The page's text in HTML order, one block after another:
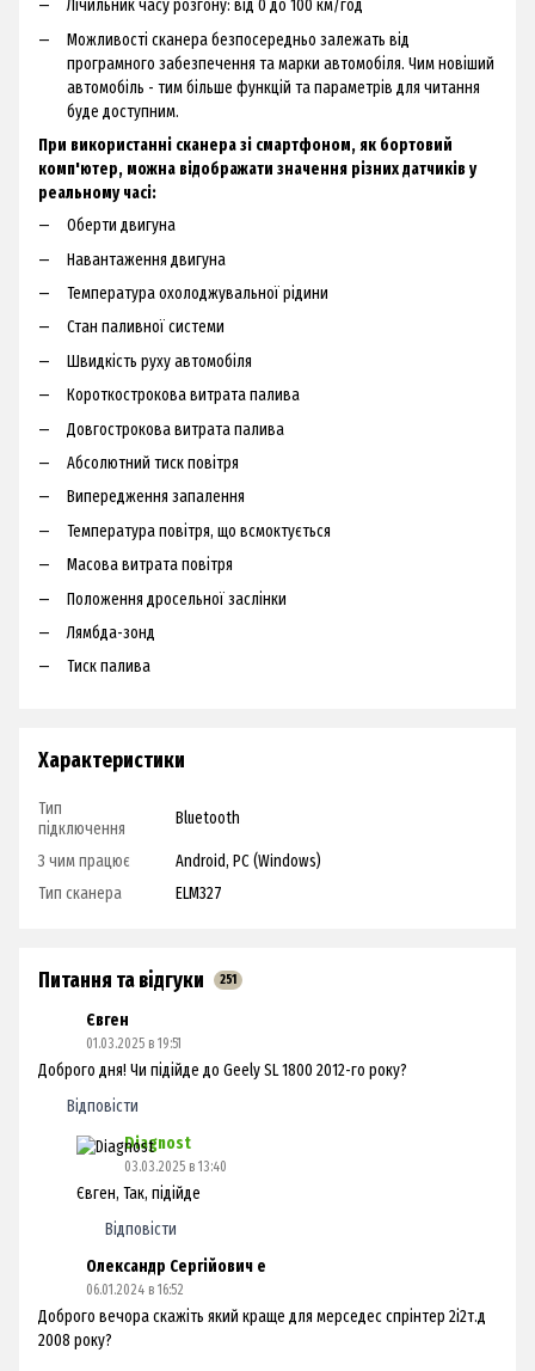
Лічильник часу розгону: від 0 до 100 км/год
Можливості сканера безпосередньо залежать від
програмного забезпечення та марки автомобіля. Чим новіший
автомобіль - тим більше функцій та параметрів для читання
буде доступним.
При використанні сканера зі смартфоном, як бортовий
комп'ютер, можна відображати значення різних датчиків у
реальному часі:
Оберти двигуна
Навантаження двигуна
Температура охолоджувальної рідини
Стан паливної системи
Швидкість руху автомобіля
Короткострокова витрата палива
Довгострокова витрата палива
Абсолютний тиск повітря
Випередження запалення
Температура повітря, що всмоктується
Масова витрата повітря
Положення дросельної заслінки
Лямбда-зонд
Тиск палива
Характеристики
Тип
підключення
Bluetooth
З чим працює
Android, PC (Windows)
Тип сканера
ELM327
Питання та відгуки 251
Євген
01.03.2025 в 19:51
Доброго дня! Чи підійде до Geely SL 1800 2012-го року?
Відповісти
Diagnost
03.03.2025 в 13:40
Євген, Так, підійде
Відповісти
Олександр Сергійович е
06.01.2024 в 16:52
Доброго вечора скажіть який краще для мерседес спрінтер 2і2т.д
2008 року?